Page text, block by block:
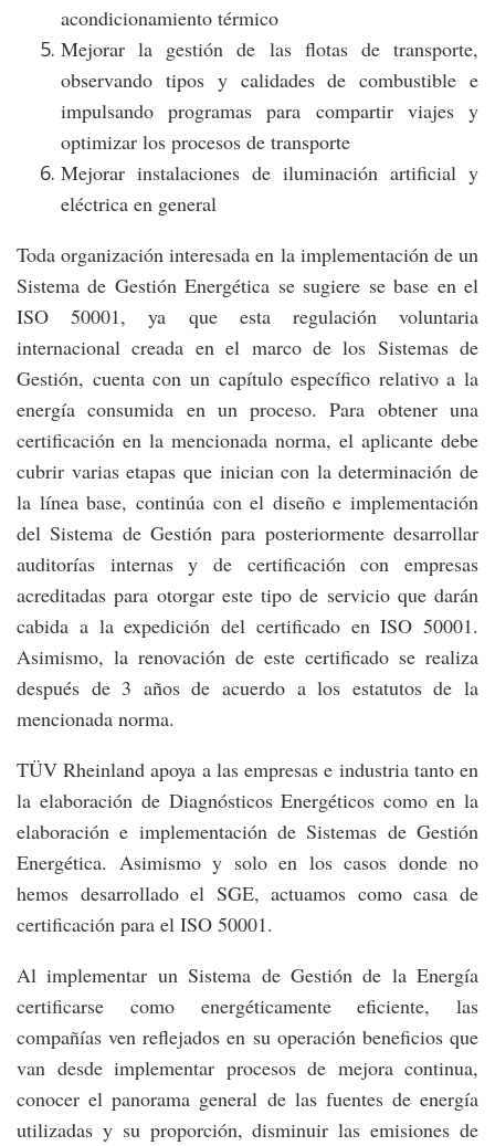
acondicionamiento térmico
Mejorar la gestión de las flotas de transporte,
observando tipos y calidades de combustible e
impulsando programas para compartir viajes y
optimizar los procesos de transporte
Mejorar instalaciones de iluminación artificial y
eléctrica en general
Toda organización interesada en la implementación de un
Sistema de Gestión Energética se sugiere se base en el
ISO 50001, ya que esta regulación voluntaria
internacional creada en el marco de los Sistemas de
Gestión, cuenta con un capítulo específico relativo a la
energía consumida en un proceso. Para obtener una
certificación en la mencionada norma, el aplicante debe
cubrir varias etapas que inician con la determinación de
la línea base, continúa con el diseño e implementación
del Sistema de Gestión para posteriormente desarrollar
auditorías internas y de certificación con empresas
acreditadas para otorgar este tipo de servicio que darán
cabida a la expedición del certificado en ISO 50001.
Asimismo, la renovación de este certificado se realiza
después de 3 años de acuerdo a los estatutos de la
mencionada norma.
TÜV Rheinland apoya a las empresas e industria tanto en
la elaboración de Diagnósticos Energéticos como en la
elaboración e implementación de Sistemas de Gestión
Energética. Asimismo y solo en los casos donde no
hemos desarrollado el SGE, actuamos como casa de
certificación para el ISO 50001.
Al implementar un Sistema de Gestión de la Energía
certificarse como energéticamente eficiente, las
compañías ven reflejados en su operación beneficios que
van desde implementar procesos de mejora continua,
conocer el panorama general de las fuentes de energía
utilizadas y su proporción, disminuir las emisiones de